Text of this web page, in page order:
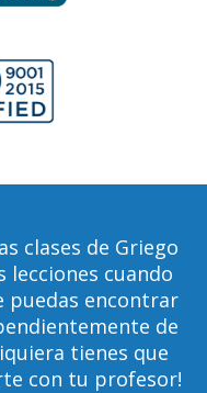
clases de Griego
lecciones cuando
puedas encontrar
de
tienes que
con tu profesor!